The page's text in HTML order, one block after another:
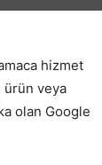
hizmet
ürün veya
olan Google